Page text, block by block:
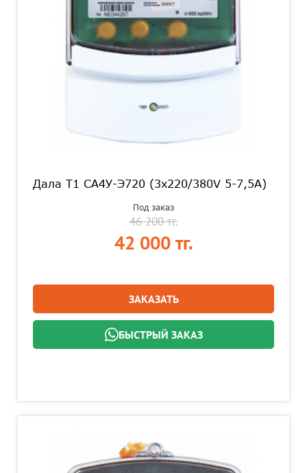
Дала T1 СА4У-Э720 (3x220/380V 5-7,5A)
Под заказ
46 200 тг.
42 000 тг.
ЗАКАЗАТЬ
БЫСТРЫЙ ЗАКАЗ